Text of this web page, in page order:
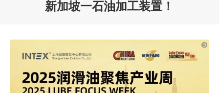
新加坡一石油加工装置！